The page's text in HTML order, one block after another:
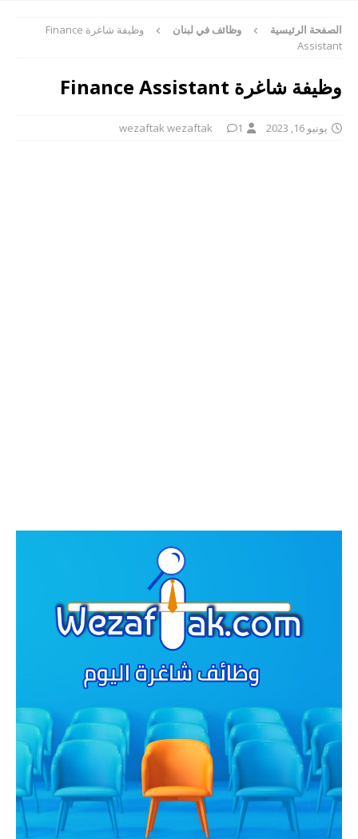
الصفحة الرئيسية وظائف في لبنان
وظيفة شاغرة Finance
Assistant
وظيفة شاغرة Finance Assistant
يونيو 16, 2023 wezaftak wezaftak 1